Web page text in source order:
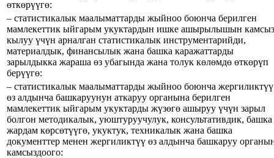
өткөрүүгө:
– статистикалык маалыматтарды жыйноо боюнча берилген
мамлекеттик ыйгарым укуктардын ишке ашырылышын камсыз
кылуу үчүн арналган статистикалык инструментарийди,
материалдык, финансылык жана башка каражаттарды
зарылдыкка жараша өз убагында жана толук көлөмдө өткөрүп
берүүгө:
– статистикалык маалыматтарды жыйноо боюнча жергиликтүү
өз алдынча башкаруунун аткаруу органына берилген
мамлекеттик ыйгарым укуктарды жүзөгө ашыруу үчүн зарыл
болгон методикалык, уюштуруучулук, консультативдик, башка
жардам көрсөтүүгө, укуктук, техникалык жана башка
документтер менен жергиликтүү өз алдынча башкаруу
камсыздоого: